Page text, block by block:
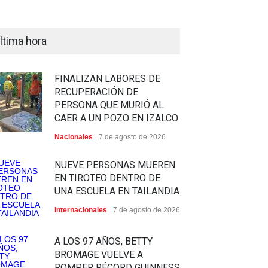
hora
FINALIZAN LABORES DE
RECUPERACIÓN DE
PERSONA QUE MURIÓ AL
CAER A UN POZO EN IZALCO
Nacionales 7 de agosto de 2026
NUEVE PERSONAS MUEREN
EN TIROTEO DENTRO DE
UNA ESCUELA EN TAILANDIA
Internacionales 7 de agosto de 2026
A LOS 97 AÑOS, BETTY
BROMAGE VUELVE A